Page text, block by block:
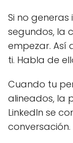
Si no generas
segundos, la
empezar. Así
ti. Habla de
Cuando tu
alineados, la
LinkedIn se
conversación.